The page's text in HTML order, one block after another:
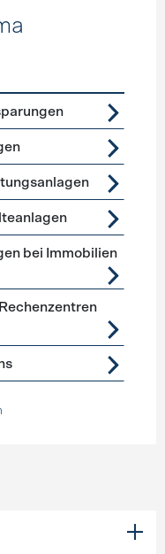
Klima
bei Immobilien